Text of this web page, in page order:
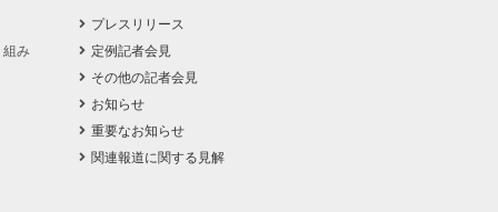
組み
プレスリリース
定例記者会見
その他の記者会見
お知らせ
重要なお知らせ
関連報道に関する見解